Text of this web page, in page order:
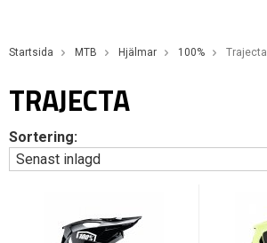
Startsida MTB Hjälmar 100% Trajecta
TRAJECTA
Sortering: